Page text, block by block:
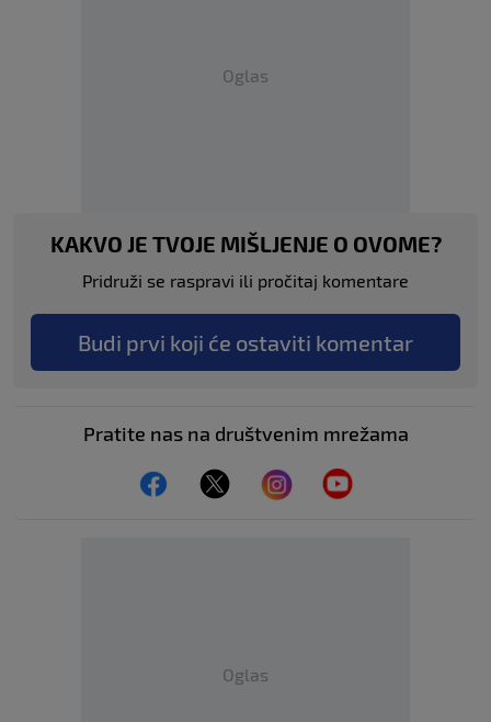
Oglas
KAKVO JE TVOJE MIŠLJENJE O OVOME?
Pridruži se raspravi ili pročitaj komentare
Budi prvi koji će ostaviti komentar
Pratite nas na društvenim mrežama
Oglas